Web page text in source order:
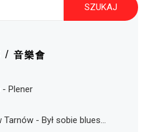
/ 音樂會
- Plener
Tarnów - Był sobie blues…